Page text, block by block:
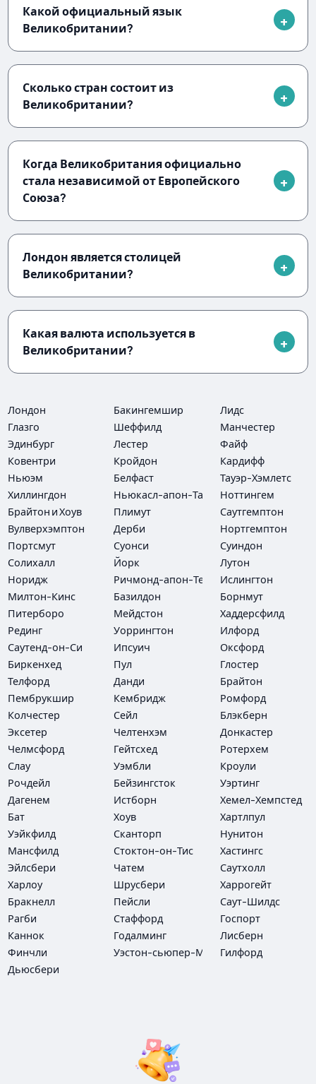
Какой официальный язык
Великобритании?
Сколько стран состоит из
Великобритании?
Когда Великобритания официально
стала независимой от Европейского
Союза?
Лондон является столицей
Великобритании?
Какая валюта используется в
Великобритании?
Лондон Бакингемшир
Лидс
Глазго
Шеффилд
Манчестер
Эдинбург
Лестер
Файф
Ковентри
Кройдон
Кардифф
Ньюэм
Белфаст
Тауэр-Хэмлетс
Хиллингдон
Ньюкасл-апон-Тайн
Ноттингем
Брайтон и Хоув
Плимут
Саутгемптон
Вулверхэмптон
Дерби
Нортгемптон
Портсмут
Суонси
Суиндон
Солихалл
Йорк
Лутон
Норидж
Ричмонд-апон-Темс
Ислингтон
Милтон-Кинс
Базилдон
Борнмут
Питерборо
Мейдстон
Хаддерсфилд
Рединг
Уоррингтон
Илфорд
Саутенд-он-Си
Ипсуич
Оксфорд
Биркенхед
Пул
Глостер
Телфорд
Данди
Брайтон
Пембрукшир
Кембридж
Ромфорд
Колчестер
Сейл
Блэкберн
Эксетер
Челтенхэм
Донкастер
Челмсфорд
Гейтсхед
Ротерхем
Слау
Уэмбли
Кроули
Рочдейл
Бейзингсток
Уэртинг
Дагенем
Истборн
Хемел-Хемпстед
Бат
Хоув
Хартлпул
Уэйкфилд
Сканторп
Нунитон
Мансфилд
Стоктон-он-Тис
Хастингс
Эйлсбери
Чатем
Саутхолл
Харлоу
Шрусбери
Харрогейт
Бракнелл
Пейсли
Саут-Шилдс
Рагби
Стаффорд
Госпорт
Каннок
Годалминг
Лисберн
Финчли
Уэстон-сьюпер-Мэр
Гилфорд
Дьюсбери